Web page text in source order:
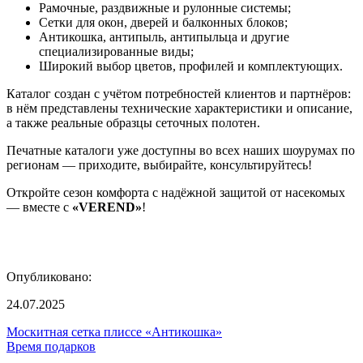
Рамочные, раздвижные и рулонные системы;
Сетки для окон, дверей и балконных блоков;
Антикошка, антипыль, антипыльца и другие
специализированные виды;
Широкий выбор цветов, профилей и комплектующих.
Каталог создан с учётом потребностей клиентов и партнёров:
в нём представлены технические характеристики и описание,
а также реальные образцы сеточных полотен.
Печатные каталоги уже доступны во всех наших шоурумах по
регионам — приходите, выбирайте, консультируйтесь!
Откройте сезон комфорта с надёжной защитой от насекомых
— вместе с «VEREND»!
Опубликовано:
24.07.2025
Москитная сетка плиссе «Антикошка»
Время подарков